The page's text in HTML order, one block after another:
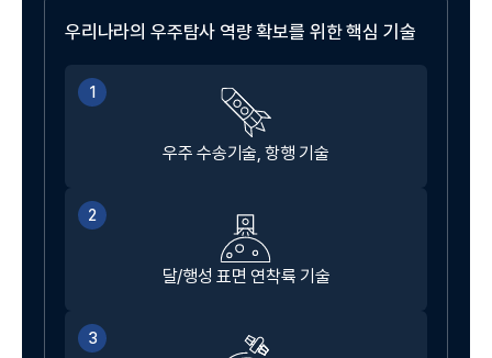
한
우리나라의 우주탐사 역량 확보를 위한 핵심 기술
1
우주 수송기술, 항행 기술
2
달/행성 표면 연착륙 기술
3